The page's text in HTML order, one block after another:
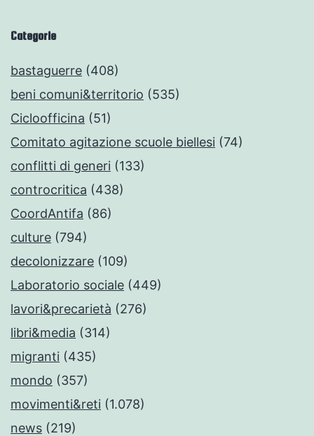
Categorie
bastaguerre (408)
beni comuni&territorio (535)
Cicloofficina (51)
Comitato agitazione scuole biellesi (74)
conflitti di generi (133)
controcritica (438)
CoordAntifa (86)
culture (794)
decolonizzare (109)
Laboratorio sociale (449)
lavori&precarietà (276)
libri&media (314)
migranti (435)
mondo (357)
movimenti&reti (1.078)
news (219)